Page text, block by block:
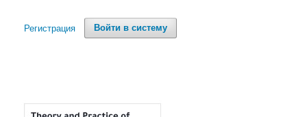
Войти в систему
Регистрация